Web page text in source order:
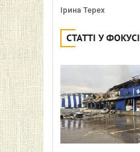
Ірина Терех
СТАТТІ У ФОКУСІ